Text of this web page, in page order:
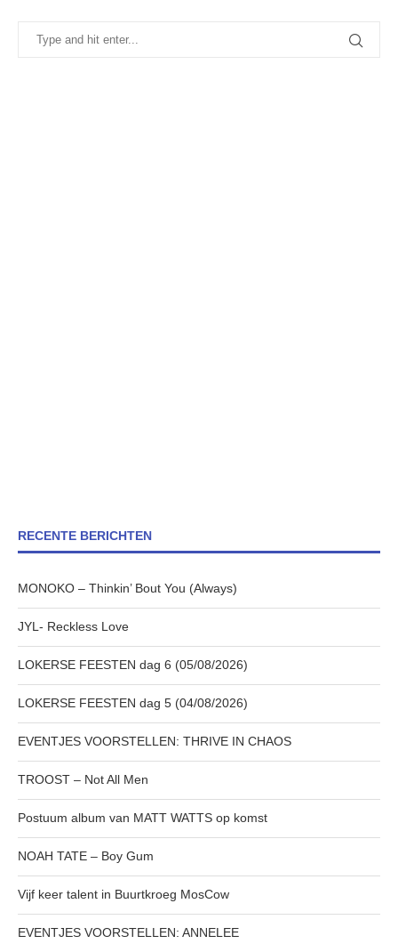
RECENTE BERICHTEN
MONOKO – Thinkin’ Bout You (Always)
JYL- Reckless Love
LOKERSE FEESTEN dag 6 (05/08/2026)
LOKERSE FEESTEN dag 5 (04/08/2026)
EVENTJES VOORSTELLEN: THRIVE IN CHAOS
TROOST – Not All Men
Postuum album van MATT WATTS op komst
NOAH TATE – Boy Gum
Vijf keer talent in Buurtkroeg MosCow
EVENTJES VOORSTELLEN: ANNELEE